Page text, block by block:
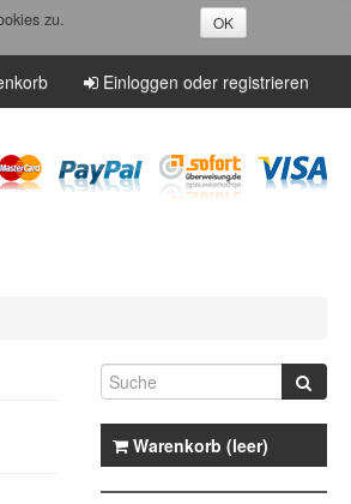
zu. OK
Einloggen oder registrieren
Warenkorb (leer)